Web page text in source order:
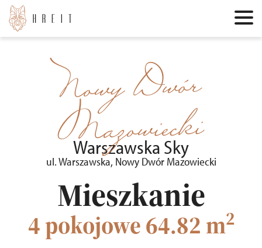
Nowy Dwór
Mazowiecki
Warszawska Sky
ul. Warszawska, Nowy Dwór Mazowiecki
Mieszkanie
4 pokojowe64.82 m2